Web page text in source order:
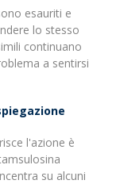
esauriti e
lo stesso
continuano
a sentirsi
l'azione è
su alcuni